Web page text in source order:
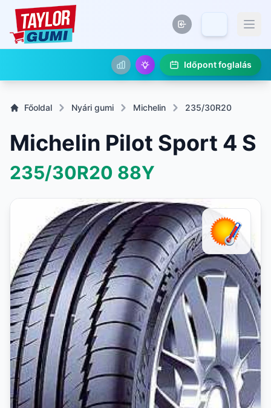
Időpont foglalás
Főoldal Nyári gumi Michelin 235/30R20
Michelin Pilot Sport 4 S
235/30R20 88Y